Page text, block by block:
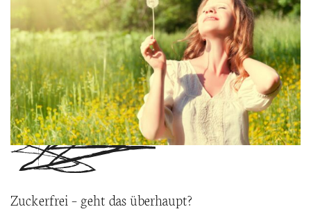
Zuckerfrei – geht das überhaupt?